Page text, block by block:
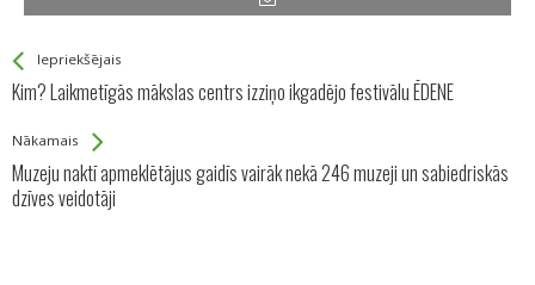
See more
Iepriekšējais
Kim? Laikmetīgās mākslas centrs izziņo ikgadējo festivālu ĒDENE
Back
All
Nākamais
Muzeju naktī apmeklētājus gaidīs vairāk nekā 246 muzeji un sabiedriskās
dzīves veidotāji